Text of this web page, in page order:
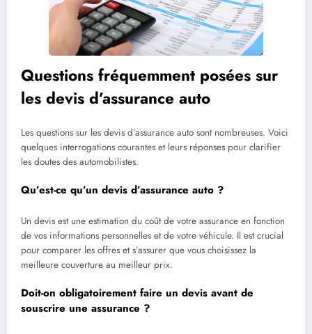
Questions fréquemment posées sur
les devis d’assurance auto
Les questions sur les devis d’assurance auto sont nombreuses. Voici
quelques interrogations courantes et leurs réponses pour clarifier
les doutes des automobilistes.
Qu’est-ce qu’un devis d’assurance auto ?
Un devis est une estimation du coût de votre assurance en fonction
de vos informations personnelles et de votre véhicule. Il est crucial
pour comparer les offres et s’assurer que vous choisissez la
meilleure couverture au meilleur prix.
Doit-on obligatoirement faire un devis avant de
souscrire une assurance ?